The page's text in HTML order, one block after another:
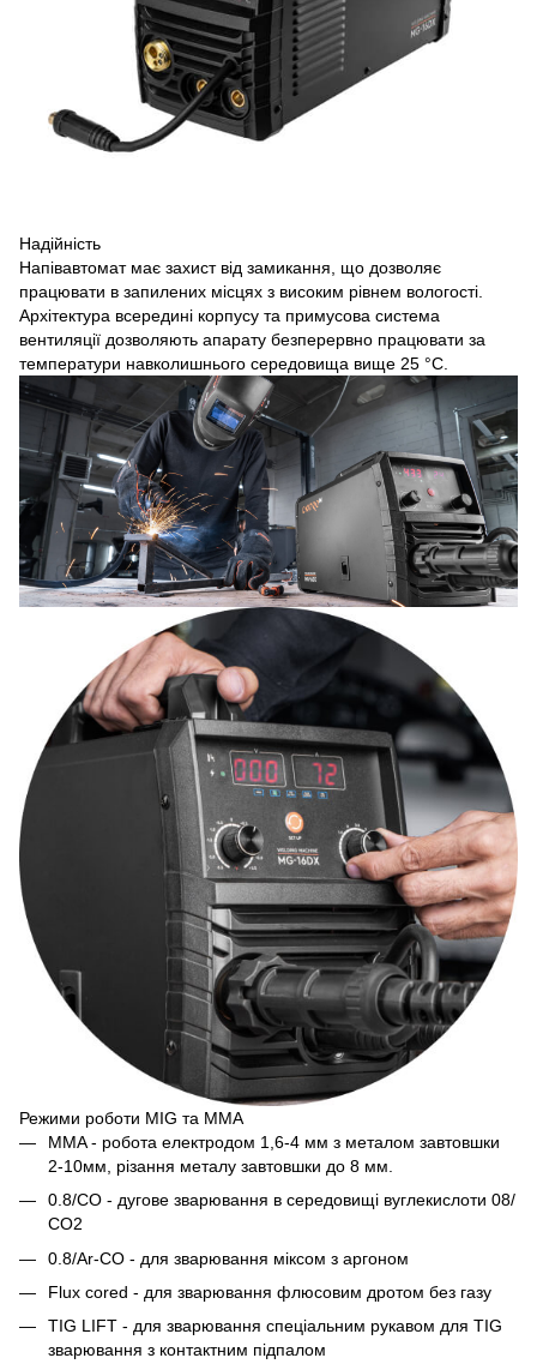
Надійність
Напівавтомат має захист від замикання, що дозволяє
працювати в запилених місцях з високим рівнем вологості.
Архітектура всередині корпусу та примусова система
вентиляції дозволяють апарату безперервно працювати за
температури навколишнього середовища вище 25 °С.
Режими роботи MIG та MMA
MMA- робота електродом 1,6-4 мм з металом завтовшки
2-10мм, різання металу завтовшки до 8 мм.
0.8/CO - дугове зварювання в середовищі вуглекислоти 08/
СО2
0.8/Ar-CO - для зварювання міксом з аргоном
Flux cored - для зварювання флюсовим дротом без газу
TIG LIFT - для зварювання спеціальним рукавом для TIG
зварювання з контактним підпалом